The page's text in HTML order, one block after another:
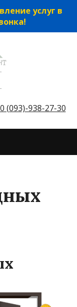
услуг в
(093)-938-27-30